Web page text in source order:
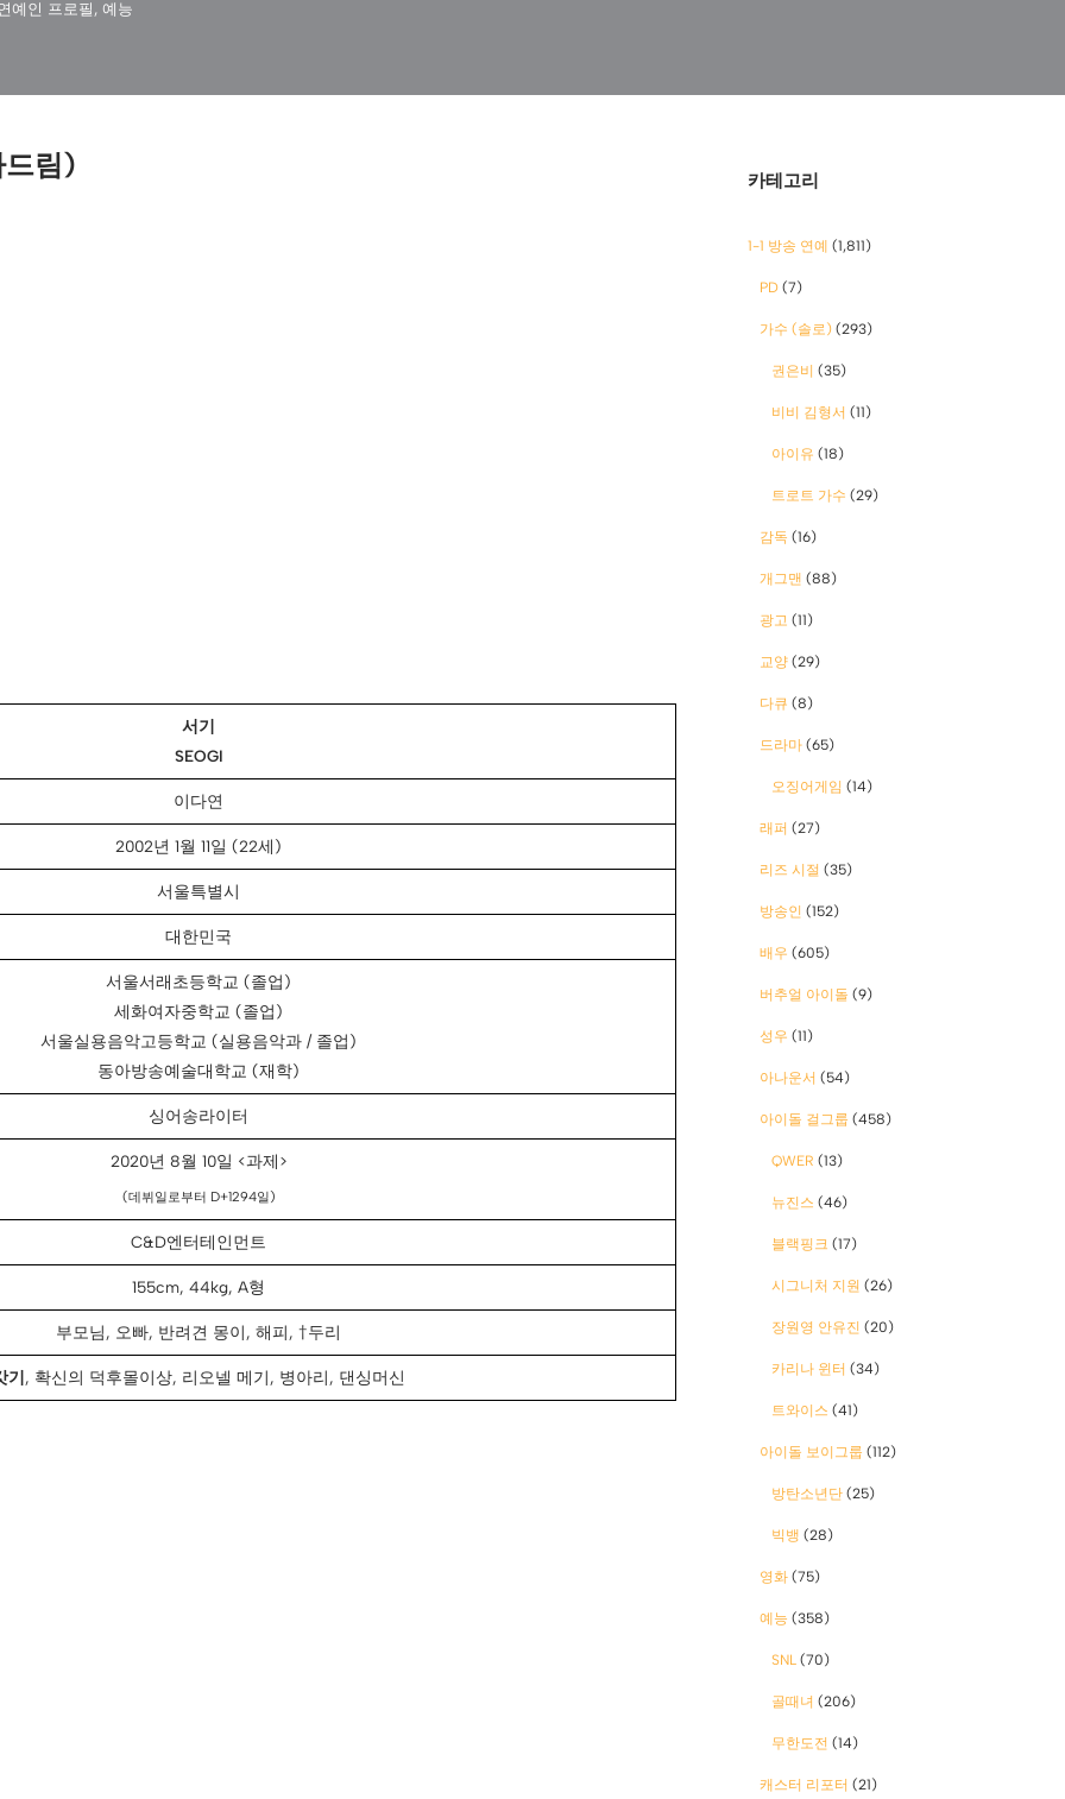
예인 프로필 , 예능
림)
서기
SEOGI
이다연
2002년 1월 11일 (22세)
서울특별시
대한민국
서울서래초등학교 (졸업)
세화여자중학교 (졸업)
서울실용음악고등학교 (실용음악과 / 졸업)
동아방송예술대학교 (재학)
싱어송라이터
2020년 8월 10일 <과제>
(데뷔일로부터 D+1294일)
C&D엔터테인먼트
155cm, 44kg, A형
부모님, 오빠, 반려견 몽이, 해피, †두리
기 , 확신의 덕후몰이상, 리오넬 메기, 병아리, 댄싱머신
카테고리
1-1 방송 연예 (1,811)
PD (7)
가수 (솔로) (293)
권은비 (35)
비비 김형서 (11)
아이유 (18)
트로트 가수 (29)
감독 (16)
개그맨 (88)
광고 (11)
교양 (29)
다큐 (8)
드라마 (65)
오징어게임 (14)
래퍼 (27)
리즈 시절 (35)
방송인 (152)
배우 (605)
버추얼 아이돌 (9)
성우 (11)
아나운서 (54)
아이돌 걸그룹 (458)
QWER (13)
뉴진스 (46)
블랙핑크 (17)
시그니처 지원 (26)
장원영 안유진 (20)
카리나 윈터 (34)
트와이스 (41)
아이돌 보이그룹 (112)
방탄소년단 (25)
빅뱅 (28)
영화 (75)
예능 (358)
SNL (70)
골때녀 (206)
무한도전 (14)
캐스터 리포터 (21)